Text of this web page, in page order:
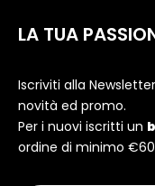
LA TUA
Iscriviti alla
novità ed promo.
Per i nuovi iscritti un
ordine di minimo €60